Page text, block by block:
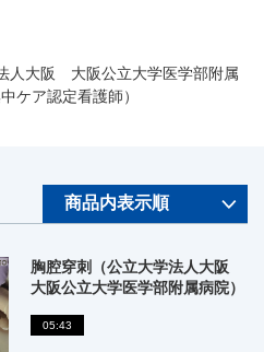
人大阪 大阪公立大学医学部附属
ケア認定看護師）
胸腔穿刺（公立大学法人大阪
大阪公立大学医学部附属病院）
05:43